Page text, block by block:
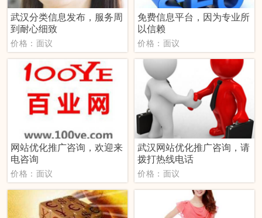
武汉分类信息发布，服务周
到耐心细致
价格：面议
免费信息平台，因为专业所
以信赖
价格：面议
网站优化推广咨询，欢迎来
电咨询
价格：面议
武汉网站优化推广咨询，请
拨打热线电话
价格：面议